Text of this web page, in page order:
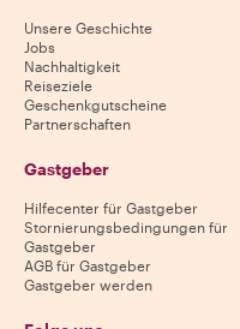
Unsere Geschichte
Jobs
Nachhaltigkeit
Reiseziele
Geschenkgutscheine
Partnerschaften
Gastgeber
Hilfecenter für Gastgeber
Stornierungsbedingungen für
Gastgeber
AGB für Gastgeber
Gastgeber werden